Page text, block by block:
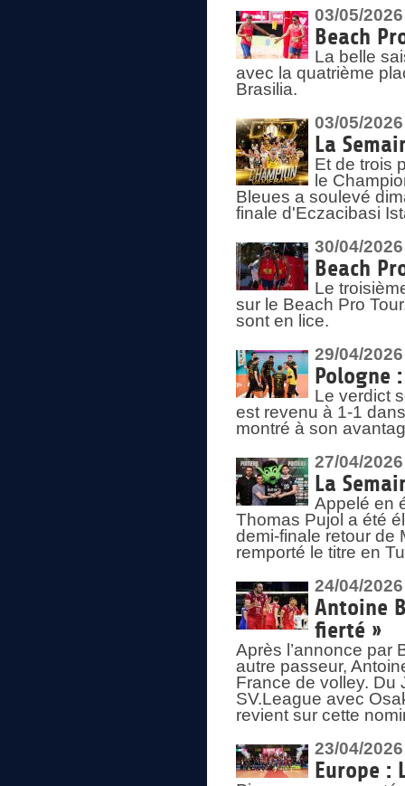
03/05/2026
Beach
La belle
avec la quatrième
Brasilia.
03/05/2026
La
Et de trois
le
Bleues a soulevé
finale d'Eczacibasi
30/04/2026
Beach
Le
sur le Beach Pro
sont en lice.
29/04/2026
Pologne
Le verdict
est revenu à 1-1
montré à son
27/04/2026
La
Appelé en
Thomas Pujol a été
demi-finale retour de
remporté le titre en
24/04/2026
Antoine
fierté »
Après l’annonce par
autre passeur,
France de volley. Du
SV.League avec
revient sur cette
23/04/2026
Europe :